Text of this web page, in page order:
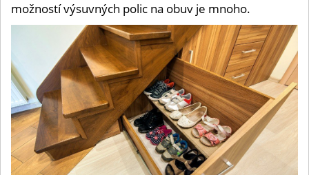
možností výsuvných polic na obuv je mnoho.